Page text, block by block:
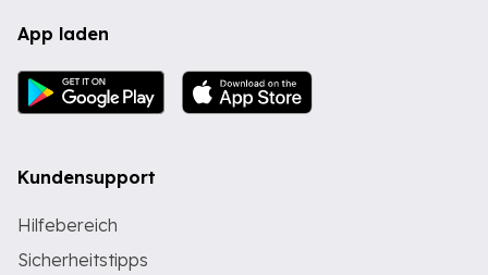
App laden
Kundensupport
Hilfebereich
Sicherheitstipps